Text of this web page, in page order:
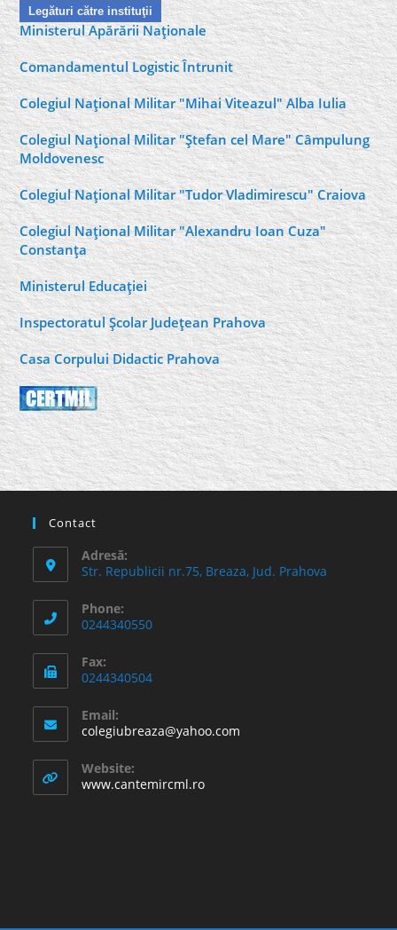
Legături către instituţii
Ministerul Apărării Naţionale
Comandamentul Logistic Întrunit
Colegiul Naţional Militar "Mihai Viteazul" Alba Iulia
Colegiul Naţional Militar "Ştefan cel Mare" Câmpulung
Moldovenesc
Colegiul Naţional Militar "Tudor Vladimirescu" Craiova
Colegiul Naţional Militar "Alexandru Ioan Cuza"
Constanţa
Ministerul Educaţiei
Inspectoratul Şcolar Judeţean Prahova
Casa Corpului Didactic Prahova
Contact
Adresă:
Str. Republicii nr.75, Breaza, Jud. Prahova
Phone:
0244340550
Fax:
0244340504
Email:
colegiubreaza@yahoo.com
Website:
www.cantemircml.ro